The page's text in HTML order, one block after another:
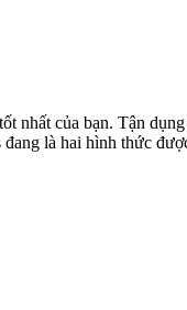
nhất của bạn. Tận
là hai hình thức